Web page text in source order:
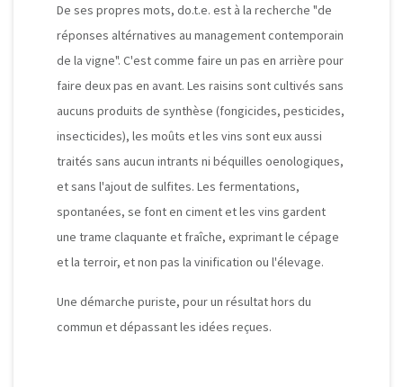
De ses propres mots, do.t.e. est à la recherche "de
réponses altérnatives au management contemporain
de la vigne". C'est comme faire un pas en arrière pour
faire deux pas en avant. Les raisins sont cultivés sans
aucuns produits de synthèse (fongicides, pesticides,
insecticides), les moûts et les vins sont eux aussi
traités sans aucun intrants ni béquilles oenologiques,
et sans l'ajout de sulfites. Les fermentations,
spontanées, se font en ciment et les vins gardent
une trame claquante et fraîche, exprimant le cépage
et la terroir, et non pas la vinification ou l'élevage.
Une démarche puriste, pour un résultat hors du
commun et dépassant les idées reçues.